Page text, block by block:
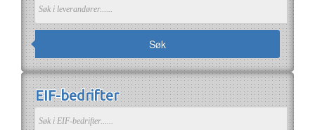
Søk
EIF-bedrifter